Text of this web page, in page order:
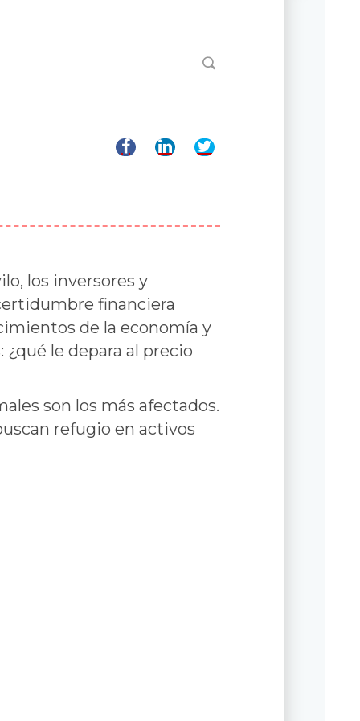
los inversores y
financiera
de la economía y
le depara al precio
son los más afectados.
refugio en activos